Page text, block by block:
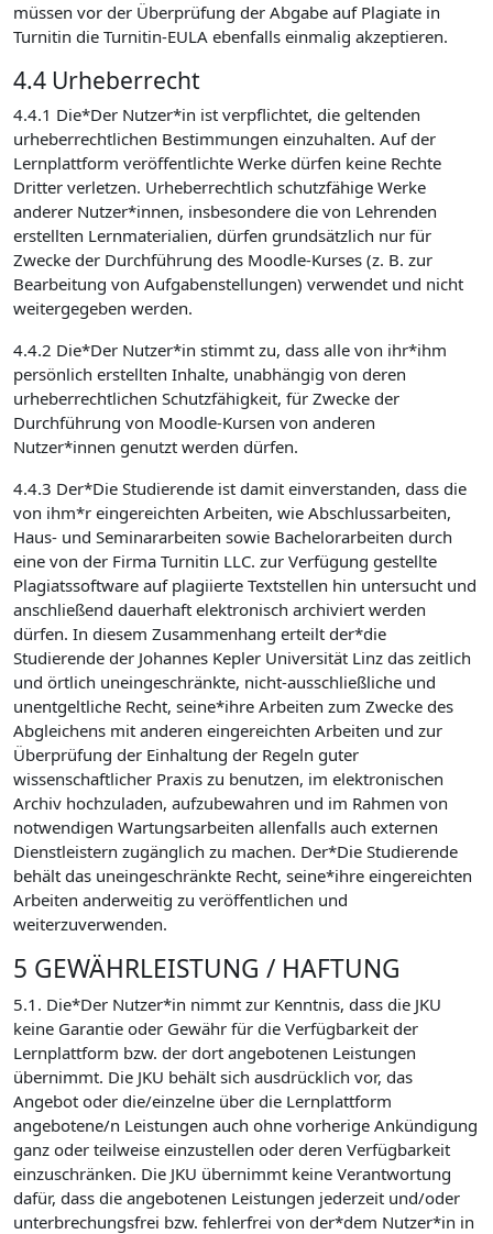
müssen vor der Überprüfung der Abgabe auf Plagiate in
Turnitin die Turnitin-EULA ebenfalls einmalig akzeptieren.
4.4 Urheberrecht
4.4.1 Die*Der Nutzer*in ist verpflichtet, die geltenden
urheberrechtlichen Bestimmungen einzuhalten. Auf der
Lernplattform veröffentlichte Werke dürfen keine Rechte
Dritter verletzen. Urheberrechtlich schutzfähige Werke
anderer Nutzer*innen, insbesondere die von Lehrenden
erstellten Lernmaterialien, dürfen grundsätzlich nur für
Zwecke der Durchführung des Moodle-Kurses (z. B. zur
Bearbeitung von Aufgabenstellungen) verwendet und nicht
weitergegeben werden.
4.4.2 Die*Der Nutzer*in stimmt zu, dass alle von ihr*ihm
persönlich erstellten Inhalte, unabhängig von deren
urheberrechtlichen Schutzfähigkeit, für Zwecke der
Durchführung von Moodle-Kursen von anderen
Nutzer*innen genutzt werden dürfen.
4.4.3 Der*Die Studierende ist damit einverstanden, dass die
von ihm*r eingereichten Arbeiten, wie Abschlussarbeiten,
Haus- und Seminararbeiten sowie Bachelorarbeiten durch
eine von der Firma Turnitin LLC. zur Verfügung gestellte
Plagiatssoftware auf plagiierte Textstellen hin untersucht und
anschließend dauerhaft elektronisch archiviert werden
dürfen. In diesem Zusammenhang erteilt der*die
Studierende der Johannes Kepler Universität Linz das zeitlich
und örtlich uneingeschränkte, nicht-ausschließliche und
unentgeltliche Recht, seine*ihre Arbeiten zum Zwecke des
Abgleichens mit anderen eingereichten Arbeiten und zur
Überprüfung der Einhaltung der Regeln guter
wissenschaftlicher Praxis zu benutzen, im elektronischen
Archiv hochzuladen, aufzubewahren und im Rahmen von
notwendigen Wartungsarbeiten allenfalls auch externen
Dienstleistern zugänglich zu machen. Der*Die Studierende
behält das uneingeschränkte Recht, seine*ihre eingereichten
Arbeiten anderweitig zu veröffentlichen und
weiterzuverwenden.
5 GEWÄHRLEISTUNG / HAFTUNG
5.1. Die*Der Nutzer*in nimmt zur Kenntnis, dass die JKU
keine Garantie oder Gewähr für die Verfügbarkeit der
Lernplattform bzw. der dort angebotenen Leistungen
übernimmt. Die JKU behält sich ausdrücklich vor, das
Angebot oder die/einzelne über die Lernplattform
angebotene/n Leistungen auch ohne vorherige Ankündigung
ganz oder teilweise einzustellen oder deren Verfügbarkeit
einzuschränken. Die JKU übernimmt keine Verantwortung
dafür, dass die angebotenen Leistungen jederzeit und/oder
unterbrechungsfrei bzw. fehlerfrei von der*dem Nutzer*in in